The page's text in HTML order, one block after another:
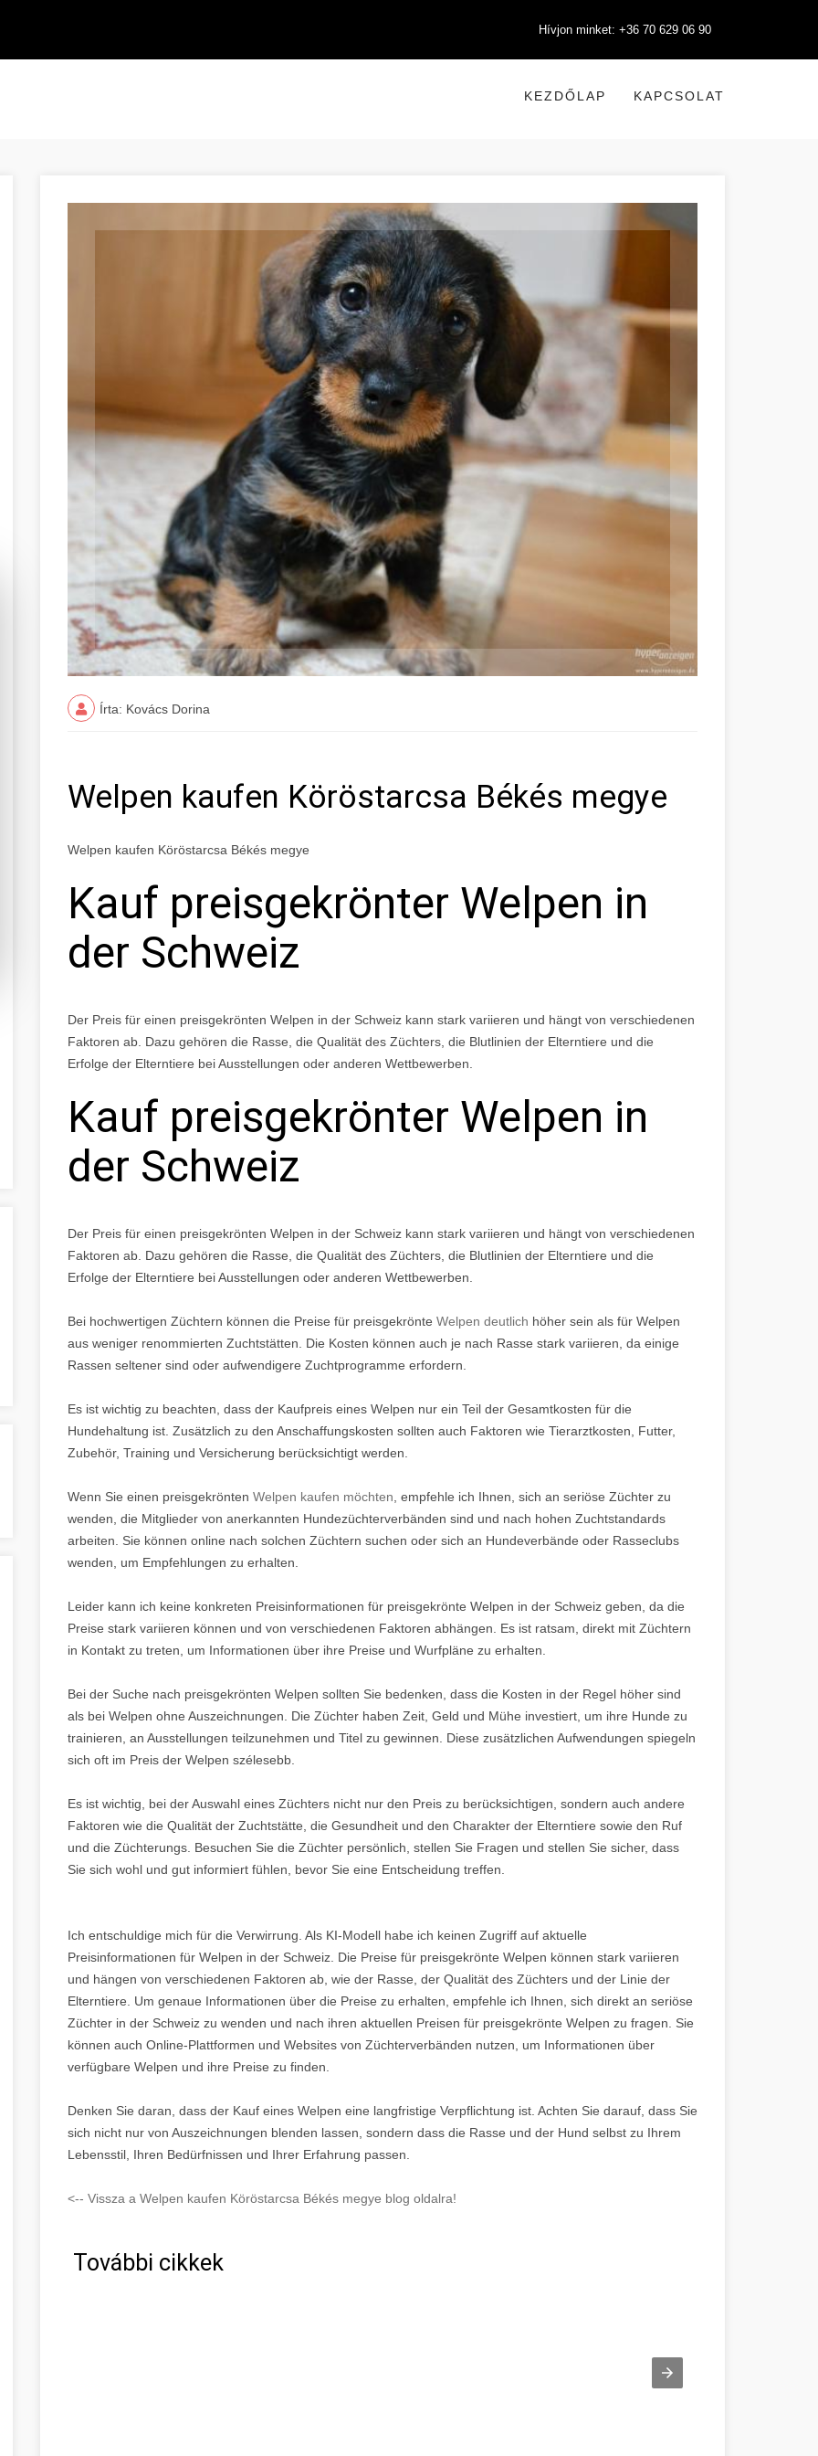
Hívjon minket: +36 70 629 06 90
KEZDŐLAP KAPCSOLAT
Írta: Kovács Dorina
Welpen kaufen Köröstarcsa Békés megye
Welpen kaufen Köröstarcsa Békés megye
Kauf preisgekrönter Welpen in
der Schweiz
Der Preis für einen preisgekrönten Welpen in der Schweiz kann stark variieren und hängt von verschiedenen
Faktoren ab. Dazu gehören die Rasse, die Qualität des Züchters, die Blutlinien der Elterntiere und die
Erfolge der Elterntiere bei Ausstellungen oder anderen Wettbewerben.
Kauf preisgekrönter Welpen in
der Schweiz
Der Preis für einen preisgekrönten Welpen in der Schweiz kann stark variieren und hängt von verschiedenen
Faktoren ab. Dazu gehören die Rasse, die Qualität des Züchters, die Blutlinien der Elterntiere und die
Erfolge der Elterntiere bei Ausstellungen oder anderen Wettbewerben.
Bei hochwertigen Züchtern können die Preise für preisgekrönte Welpen deutlich höher sein als für Welpen
aus weniger renommierten Zuchtstätten. Die Kosten können auch je nach Rasse stark variieren, da einige
Rassen seltener sind oder aufwendigere Zuchtprogramme erfordern.
Es ist wichtig zu beachten, dass der Kaufpreis eines Welpen nur ein Teil der Gesamtkosten für die
Hundehaltung ist. Zusätzlich zu den Anschaffungskosten sollten auch Faktoren wie Tierarztkosten, Futter,
Zubehör, Training und Versicherung berücksichtigt werden.
Wenn Sie einen preisgekrönten Welpen kaufen möchten , empfehle ich Ihnen, sich an seriöse Züchter zu
wenden, die Mitglieder von anerkannten Hundezüchterverbänden sind und nach hohen Zuchtstandards
arbeiten. Sie können online nach solchen Züchtern suchen oder sich an Hundeverbände oder Rasseclubs
wenden, um Empfehlungen zu erhalten.
Leider kann ich keine konkreten Preisinformationen für preisgekrönte Welpen in der Schweiz geben, da die
Preise stark variieren können und von verschiedenen Faktoren abhängen. Es ist ratsam, direkt mit Züchtern
in Kontakt zu treten, um Informationen über ihre Preise und Wurfpläne zu erhalten.
Bei der Suche nach preisgekrönten Welpen sollten Sie bedenken, dass die Kosten in der Regel höher sind
als bei Welpen ohne Auszeichnungen. Die Züchter haben Zeit, Geld und Mühe investiert, um ihre Hunde zu
trainieren, an Ausstellungen teilzunehmen und Titel zu gewinnen. Diese zusätzlichen Aufwendungen spiegeln
sich oft im Preis der Welpen szélesebb.
Es ist wichtig, bei der Auswahl eines Züchters nicht nur den Preis zu berücksichtigen, sondern auch andere
Faktoren wie die Qualität der Zuchtstätte, die Gesundheit und den Charakter der Elterntiere sowie den Ruf
und die Züchterungs. Besuchen Sie die Züchter persönlich, stellen Sie Fragen und stellen Sie sicher, dass
Sie sich wohl und gut informiert fühlen, bevor Sie eine Entscheidung treffen.
Ich entschuldige mich für die Verwirrung. Als KI-Modell habe ich keinen Zugriff auf aktuelle
Preisinformationen für Welpen in der Schweiz. Die Preise für preisgekrönte Welpen können stark variieren
und hängen von verschiedenen Faktoren ab, wie der Rasse, der Qualität des Züchters und der Linie der
Elterntiere. Um genaue Informationen über die Preise zu erhalten, empfehle ich Ihnen, sich direkt an seriöse
Züchter in der Schweiz zu wenden und nach ihren aktuellen Preisen für preisgekrönte Welpen zu fragen. Sie
können auch Online-Plattformen und Websites von Züchterverbänden nutzen, um Informationen über
verfügbare Welpen und ihre Preise zu finden.
Denken Sie daran, dass der Kauf eines Welpen eine langfristige Verpflichtung ist. Achten Sie darauf, dass Sie
sich nicht nur von Auszeichnungen blenden lassen, sondern dass die Rasse und der Hund selbst zu Ihrem
Lebensstil, Ihren Bedürfnissen und Ihrer Erfahrung passen.
<-- Vissza a Welpen kaufen Köröstarcsa Békés megye blog oldalra!
További cikkek